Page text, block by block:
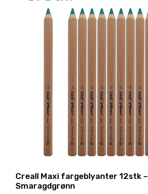
Creall Maxi fargeblyanter 12stk –
Smaragdgrønn